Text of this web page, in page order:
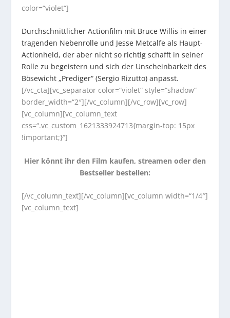
color=“violet“]
Durchschnittlicher Actionfilm mit Bruce Willis in einer
tragenden Nebenrolle und Jesse Metcalfe als Haupt-
Actionheld, der aber nicht so richtig schafft in seiner
Rolle zu begeistern und sich der Unscheinbarkeit des
Bösewicht „Prediger“ (Sergio Rizutto) anpasst.
[/vc_cta][vc_separator color=“violet“ style=“shadow“
border_width=“2″][/vc_column][/vc_row][vc_row]
[vc_column][vc_column_text
css=“.vc_custom_1621333924713{margin-top: 15px
!important;}“]
Hier könnt ihr den Film kaufen, streamen oder den
Bestseller bestellen:
[/vc_column_text][/vc_column][vc_column width=“1/4″]
[vc_column_text]